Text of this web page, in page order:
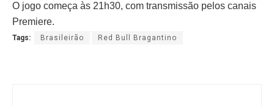
O jogo começa às 21h30, com transmissão pelos canais
Premiere.
Tags: Brasileirão Red Bull Bragantino